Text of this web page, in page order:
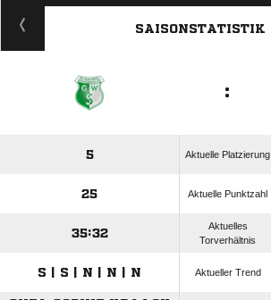
ANZEIGE
SAISONSTATISTIK
:
5 Aktuelle Platzierung
25 Aktuelle Punktzahl
35:32
Aktuelles
Torverhältnis
S | S | N | N | N Aktueller Trend